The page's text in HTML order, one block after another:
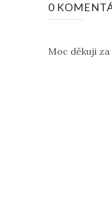
0
Moc děkuji